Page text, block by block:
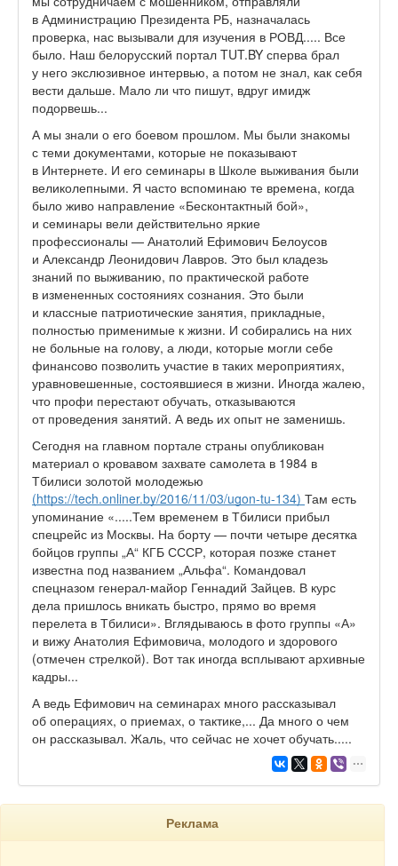
в Администрацию Президента РБ, назначалась
проверка, нас вызывали для изучения в РОВД..... Все
было. Наш белорусский портал TUT.BY сперва брал
у него экслюзивное интервью, а потом не знал, как себя
вести дальше. Мало ли что пишут, вдруг имидж
подорвешь...
А мы знали о его боевом прошлом. Мы были знакомы
с теми документами, которые не показывают
в Интернете. И его семинары в Школе выживания были
великолепными. Я часто вспоминаю те времена, когда
было живо направление «Бесконтактный бой»,
и семинары вели действительно яркие
профессионалы — Анатолий Ефимович Белоусов
и Александр Леонидович Лавров. Это был кладезь
знаний по выживанию, по практической работе
в измененных состояниях сознания. Это были
и классные патриотические занятия, прикладные,
полностью применимые к жизни. И собирались на них
не больные на голову, а люди, которые могли себе
финансово позволить участие в таких мероприятиях,
уравновешенные, состоявшиеся в жизни. Иногда жалею,
что профи перестают обучать, отказываются
от проведения занятий. А ведь их опыт не заменишь.
Сегодня на главном портале страны опубликован
материал о кровавом захвате самолета в 1984 в
Тбилиси золотой молодежью
(https://tech.onliner.by/2016/11/03/ugon-tu-134) Там есть
упоминание «.....Тем временем в Тбилиси прибыл
спецрейс из Москвы. На борту — почти четыре десятка
бойцов группы „А“ КГБ СССР, которая позже станет
известна под названием „Альфа“. Командовал
спецназом генерал-майор Геннадий Зайцев. В курс
дела пришлось вникать быстро, прямо во время
перелета в Тбилиси». Вглядываюсь в фото группы «А»
и вижу Анатолия Ефимовича, молодого и здорового
(отмечен стрелкой). Вот так иногда всплывают архивные
кадры...
А ведь Ефимович на семинарах много рассказывал
об операциях, о приемах, о тактике,... Да много о чем
он рассказывал. Жаль, что сейчас не хочет обучать.....
Реклама